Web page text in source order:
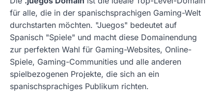
für alle, die in der spanischsprachigen Gaming-Welt
durchstarten möchten. "Juegos" bedeutet auf
Spanisch "Spiele" und macht diese Domainendung
zur perfekten Wahl für Gaming-Websites, Online-
Spiele, Gaming-Communities und alle anderen
spielbezogenen Projekte, die sich an ein
spanischsprachiges Publikum richten.